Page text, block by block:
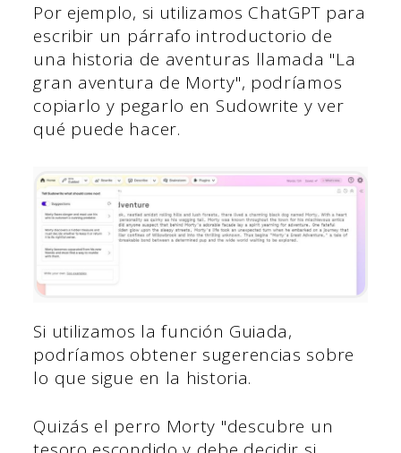
Por ejemplo, si utilizamos ChatGPT para
escribir un párrafo introductorio de
una historia de aventuras llamada "La
gran aventura de Morty", podríamos
copiarlo y pegarlo en Sudowrite y ver
qué puede hacer.
Si utilizamos la función Guiada,
podríamos obtener sugerencias sobre
lo que sigue en la historia.
Quizás el perro Morty "descubre un